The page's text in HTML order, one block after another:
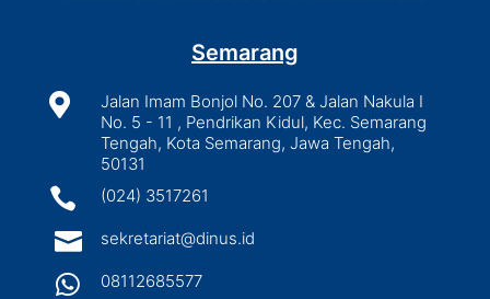
Semarang

Jalan Imam Bonjol No. 207 & Jalan Nakula I
No. 5 - 11 , Pendrikan Kidul, Kec. Semarang
Tengah, Kota Semarang, Jawa Tengah,
50131
 (024) 3517261
 sekretariat@dinus.id
 08112685577